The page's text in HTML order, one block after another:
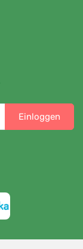
Einloggen